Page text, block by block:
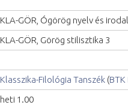
KLA-GÖR, Ógörög nyelv és
KLA-GÖR, Görög stilisztika 3
Klasszika-Filológia Tanszék (
heti 1.00